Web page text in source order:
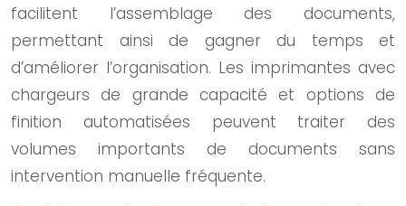
facilitent l’assemblage des documents,
permettant ainsi de gagner du temps et
d’améliorer l’organisation. Les imprimantes avec
chargeurs de grande capacité et options de
finition automatisées peuvent traiter des
volumes importants de documents sans
intervention manuelle fréquente.